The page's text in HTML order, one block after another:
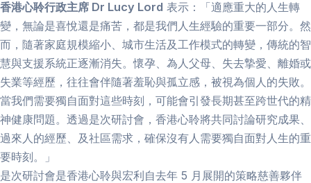
香港心聆行政主席 Dr Lucy Lord 表示：「適應重大的人生轉
變，無論是喜悅還是痛苦，都是我們人生經驗的重要一部分。然
而，隨著家庭規模縮小、城市生活及工作模式的轉變，傳統的智
慧與支援系統正逐漸消失。懷孕、為人父母、失去摯愛、離婚或
失業等經歷，往往會伴隨著羞恥與孤立感，被視為個人的失敗。
當我們需要獨自面對這些時刻，可能會引發長期甚至跨世代的精
神健康問題。透過是次研討會，香港心聆將共同討論研究成果、
過來人的經歷、及社區需求，確保沒有人需要獨自面對人生的重
要時刻。」
是次研討會是香港心聆與宏利自去年 5 月展開的策略慈善夥伴